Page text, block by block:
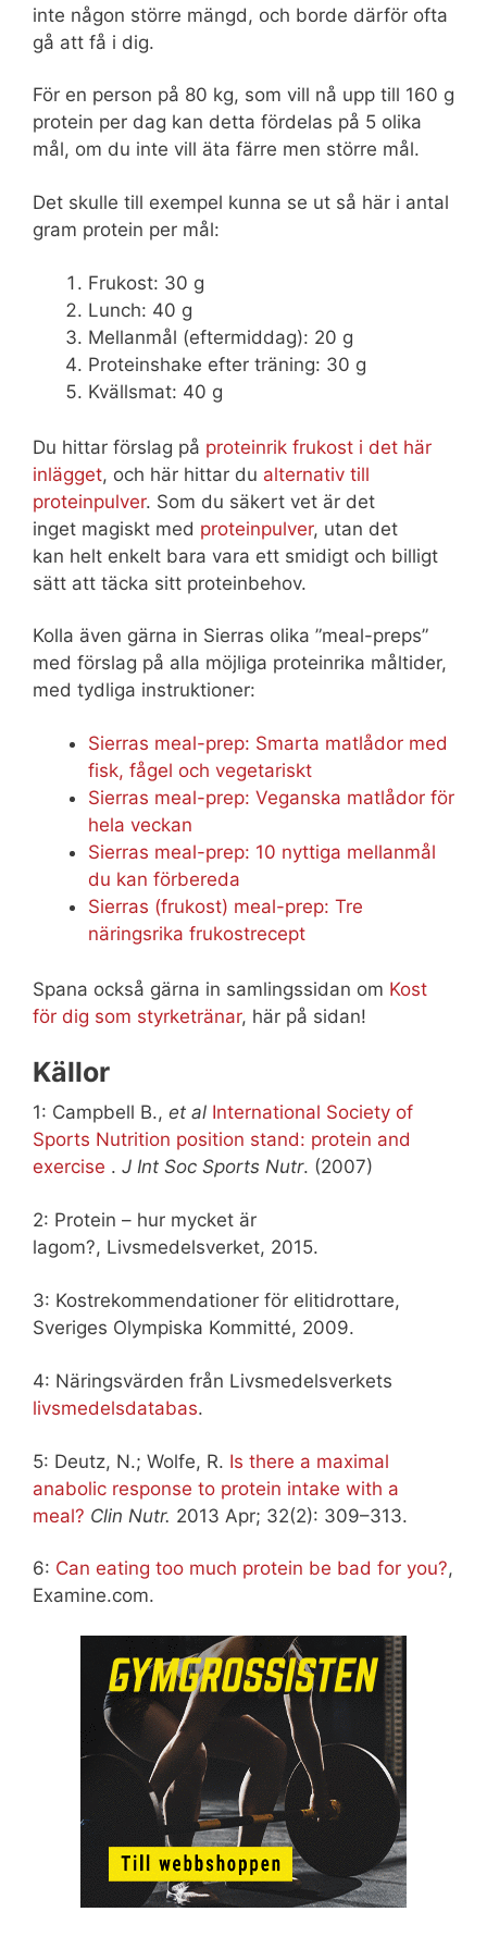
inte någon större mängd, och borde därför ofta
gå att få i dig.
För en person på 80 kg, som vill nå upp till 160 g
protein per dag kan detta fördelas på 5 olika
mål, om du inte vill äta färre men större mål.
Det skulle till exempel kunna se ut så här i antal
gram protein per mål:
Frukost: 30 g
Lunch: 40 g
Mellanmål (eftermiddag): 20 g
Proteinshake efter träning: 30 g
Kvällsmat: 40 g
Du hittar förslag på proteinrik frukost i det här
inlägget, och här hittar du alternativ till
proteinpulver. Som du säkert vet är det
inget magiskt med proteinpulver, utan det
kan helt enkelt bara vara ett smidigt och billigt
sätt att täcka sitt proteinbehov.
Kolla även gärna in Sierras olika ”meal-preps”
med förslag på alla möjliga proteinrika måltider,
med tydliga instruktioner:
Sierras meal-prep: Smarta matlådor med
fisk, fågel och vegetariskt
Sierras meal-prep: Veganska matlådor för
hela veckan
Sierras meal-prep: 10 nyttiga mellanmål
du kan förbereda
Sierras (frukost) meal-prep: Tre
näringsrika frukostrecept
Spana också gärna in samlingssidan om Kost
för dig som styrketränar, här på sidan!
Källor
1: Campbell B., et al International Society of
Sports Nutrition position stand: protein and
exercise . J Int Soc Sports Nutr. (2007)
2: Protein – hur mycket är
lagom?, Livsmedelsverket, 2015.
3: Kostrekommendationer för elitidrottare,
Sveriges Olympiska Kommitté, 2009.
4: Näringsvärden från Livsmedelsverkets
livsmedelsdatabas.
5: Deutz, N.; Wolfe, R. Is there a maximal
anabolic response to protein intake with a
meal? Clin Nutr. 2013 Apr; 32(2): 309–313.
6: Can eating too much protein be bad for you?,
Examine.com.